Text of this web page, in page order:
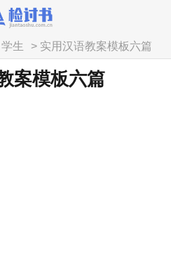
学生 > 实用汉语教案模板六篇
案模板六篇